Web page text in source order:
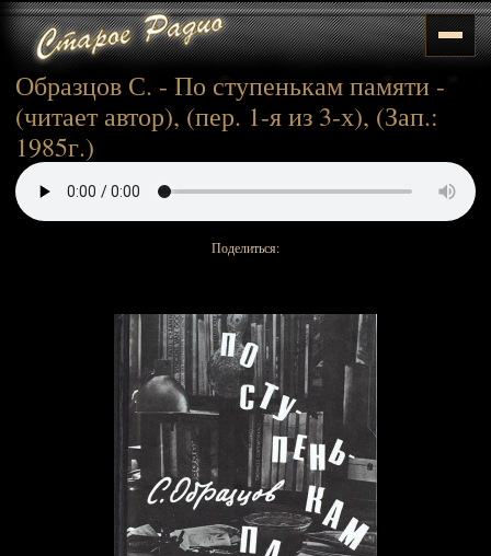
Образцов С. - По ступенькам памяти -
(читает автор), (пер. 1-я из 3-х), (Зап.:
1985г.)
Поделиться: